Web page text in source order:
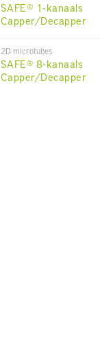
SAFE® 1-kanaals
Capper/Decapper
2D microtubes
SAFE® 8-kanaals
Capper/Decapper